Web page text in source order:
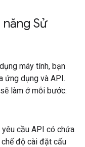
Sử
máy tính, bạn
ứng dụng và API.
làm ở mỗi bước:
cầu API có chứa
độ cài đặt cấu